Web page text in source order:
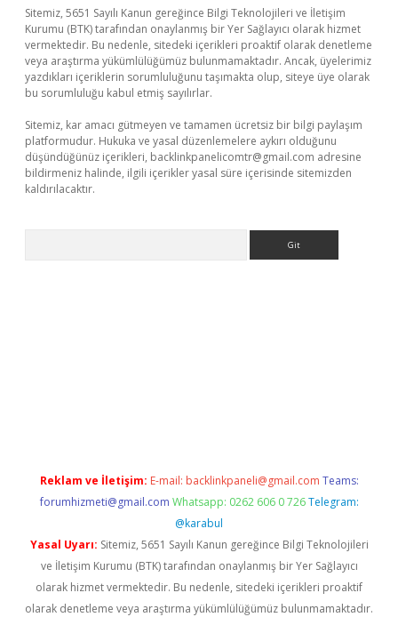
Sitemiz, 5651 Sayılı Kanun gereğince Bilgi Teknolojileri ve İletişim
Kurumu (BTK) tarafından onaylanmış bir Yer Sağlayıcı olarak hizmet
vermektedir. Bu nedenle, sitedeki içerikleri proaktif olarak denetleme
veya araştırma yükümlülüğümüz bulunmamaktadır. Ancak, üyelerimiz
yazdıkları içeriklerin sorumluluğunu taşımakta olup, siteye üye olarak
bu sorumluluğu kabul etmiş sayılırlar.
Sitemiz, kar amacı gütmeyen ve tamamen ücretsiz bir bilgi paylaşım
platformudur. Hukuka ve yasal düzenlemelere aykırı olduğunu
düşündüğünüz içerikleri, backlinkpanelicomtr@gmail.com adresine
bildirmeniz halinde, ilgili içerikler yasal süre içerisinde sitemizden
kaldırılacaktır.
Reklam ve İletişim: E-mail: backlinkpaneli@gmail.com Teams:
forumhizmeti@gmail.com Whatsapp: 0262 606 0 726 Telegram:
@karabul
Yasal Uyarı: Sitemiz, 5651 Sayılı Kanun gereğince Bilgi Teknolojileri
ve İletişim Kurumu (BTK) tarafından onaylanmış bir Yer Sağlayıcı
olarak hizmet vermektedir. Bu nedenle, sitedeki içerikleri proaktif
olarak denetleme veya araştırma yükümlülüğümüz bulunmamaktadır.